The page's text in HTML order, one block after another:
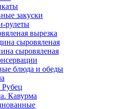
закуски
рулеты
вырезка
сыровяленая
сыровяленая
блюда и обеды
Кавурма